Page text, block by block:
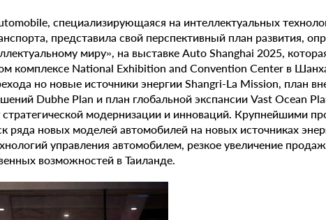
специализирующаяся на интеллектуальных
представила свой перспективный план развития,
миру», на выставке Auto Shanghai 2025,
комплексе National Exhibition and Convention Center в
но новые источники энергии Shangri-La Mission, план
Dubhe Plan и план глобальной экспансии Vast Ocean
стратегической модернизации и инноваций. Крупнейшими
ряда новых моделей автомобилей на новых источниках
управления автомобилем, резкое увеличение
возможностей в Таиланде.